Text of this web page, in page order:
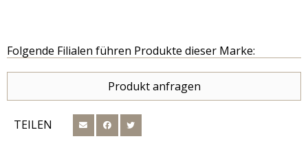
Folgende Filialen führen Produkte dieser Marke:
Produkt anfragen
TEILEN